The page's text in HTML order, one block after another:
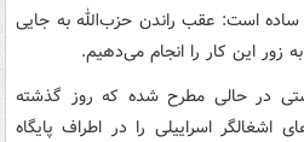
است: عقب راندن حزب‌الله به جایی
زور این کار را انجام می‌دهیم.
در حالی مطرح شده که روز گذشته
اشغالگر اسراییلی را در اطراف پایگاه